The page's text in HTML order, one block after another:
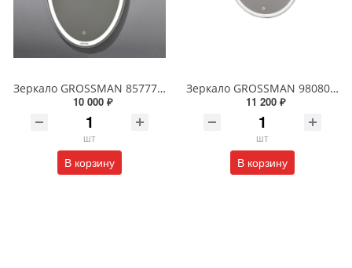
Зеркало GROSSMAN 857770 GALAXY 570*770 с сенсорным выключателем
10 000 ₽
шт
В корзину
Зеркало GROSSMAN 98080 SENTO D800 800*800*45 LED с сенсорным выключателем
11 200 ₽
шт
В корзину